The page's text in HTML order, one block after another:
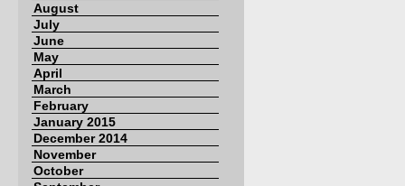
August
July
June
May
April
March
February
January 2015
December 2014
November
October